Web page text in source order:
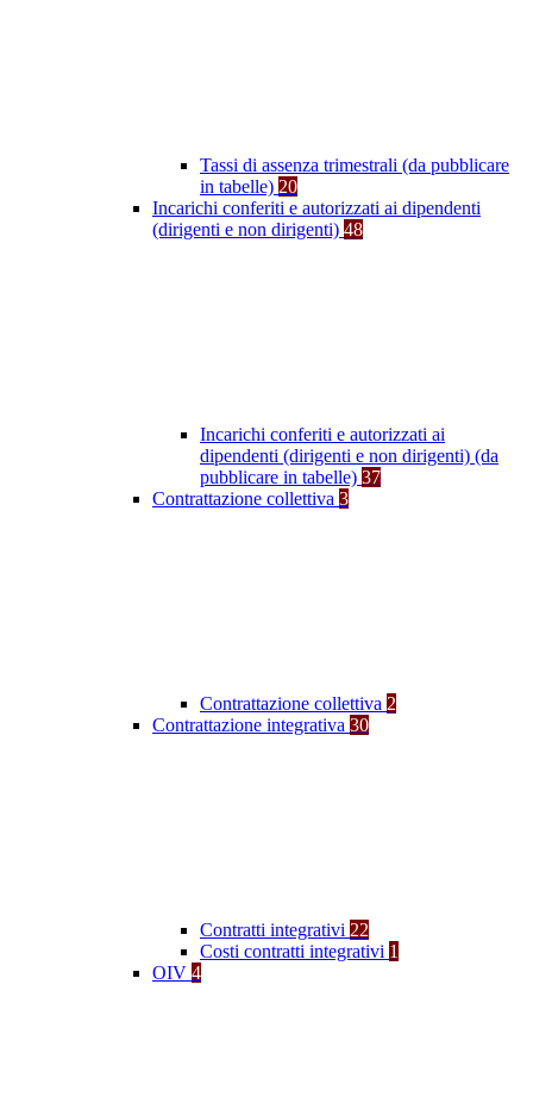
Tassi di assenza trimestrali (da pubblicare
in tabelle) 20
Incarichi conferiti e autorizzati ai dipendenti
(dirigenti e non dirigenti) 48
Incarichi conferiti e autorizzati ai
dipendenti (dirigenti e non dirigenti) (da
pubblicare in tabelle) 37
Contrattazione collettiva 3
Contrattazione collettiva 2
Contrattazione integrativa 30
Contratti integrativi 22
Costi contratti integrativi 1
OIV 4